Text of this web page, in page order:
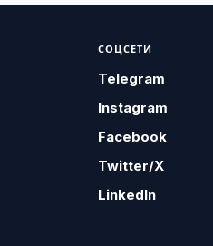
СОЦСЕТИ
Telegram
Instagram
Facebook
Twitter/X
LinkedIn